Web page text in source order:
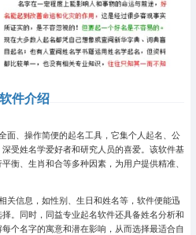
件介绍
、操作简便的起名工具，它集个人起名、公
受姓名学爱好者和研究人员的喜爱。该软件基
衡、生肖和合等多种因素，为用户提供精准、
信息，如性别、生日和姓名等，软件便能迅
。同时，同益专业起名软件还具备姓名分析和
个名字的寓意和潜在影响，从而选择最适合自